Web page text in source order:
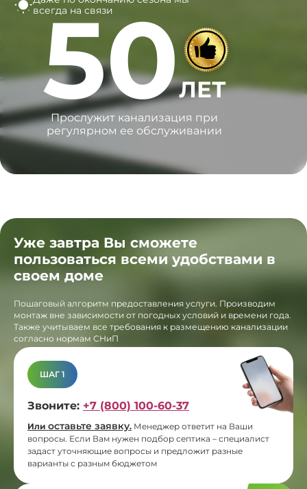
всегда на связи
50ЛЕТ
Прослужит канализация при
регулярном ее обслуживании
Уже завтра Вы сможете
пользоваться всеми удобствами в
своем доме
Пошаговый алгоритм предоставления услуги. Производим
монтаж вне зависимости от погодных условий и времени года.
Также учитываем все требования к размещению канализации
согласно нормам СНиП
ШАГ 1
Звоните: +7 (800) 100-60-37
Или оставьте заявку. Менеджер ответит на Ваши
вопросы. Если Вам нужен подбор септика – специалист
задаст уточняющие вопросы и предложит разные
варианты с разным бюджетом